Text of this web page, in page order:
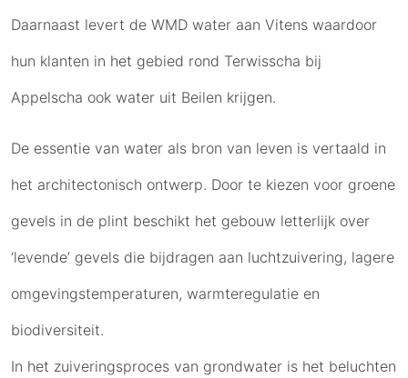
Daarnaast levert de WMD water aan Vitens waardoor
hun klanten in het gebied rond Terwisscha bij
Appelscha ook water uit Beilen krijgen.
De essentie van water als bron van leven is vertaald in
het architectonisch ontwerp. Door te kiezen voor groene
gevels in de plint beschikt het gebouw letterlijk over
‘levende’ gevels die bijdragen aan luchtzuivering, lagere
omgevingstemperaturen, warmteregulatie en
biodiversiteit.
In het zuiveringsproces van grondwater is het beluchten